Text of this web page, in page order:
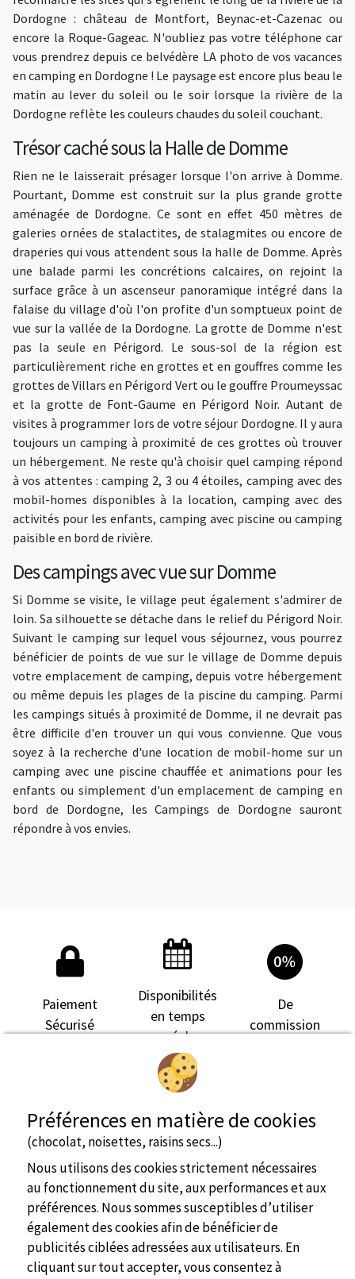
Dordogne : château de Montfort, Beynac-et-Cazenac ou
encore la Roque-Gageac. N'oubliez pas votre téléphone car
vous prendrez depuis ce belvédère LA photo de vos vacances
en camping en Dordogne ! Le paysage est encore plus beau le
matin au lever du soleil ou le soir lorsque la rivière de la
Dordogne reflète les couleurs chaudes du soleil couchant.
Trésor caché sous la Halle de Domme
Rien ne le laisserait présager lorsque l'on arrive à Domme.
Pourtant, Domme est construit sur la plus grande grotte
aménagée de Dordogne. Ce sont en effet 450 mètres de
galeries ornées de stalactites, de stalagmites ou encore de
draperies qui vous attendent sous la halle de Domme. Après
une balade parmi les concrétions calcaires, on rejoint la
surface grâce à un ascenseur panoramique intégré dans la
falaise du village d'où l'on profite d'un somptueux point de
vue sur la vallée de la Dordogne. La grotte de Domme n'est
pas la seule en Périgord. Le sous-sol de la région est
particulièrement riche en grottes et en gouffres comme les
grottes de Villars en Périgord Vert ou le gouffre Proumeyssac
et la grotte de Font-Gaume en Périgord Noir. Autant de
visites à programmer lors de votre séjour Dordogne. Il y aura
toujours un camping à proximité de ces grottes où trouver
un hébergement. Ne reste qu'à choisir quel camping répond
à vos attentes : camping 2, 3 ou 4 étoiles, camping avec des
mobil-homes disponibles à la location, camping avec des
activités pour les enfants, camping avec piscine ou camping
paisible en bord de rivière.
Des campings avec vue sur Domme
Si Domme se visite, le village peut également s'admirer de
loin. Sa silhouette se détache dans le relief du Périgord Noir.
Suivant le camping sur lequel vous séjournez, vous pourrez
bénéficier de points de vue sur le village de Domme depuis
votre emplacement de camping, depuis votre hébergement
ou même depuis les plages de la piscine du camping. Parmi
les campings situés à proximité de Domme, il ne devrait pas
être difficile d'en trouver un qui vous convienne. Que vous
soyez à la recherche d'une location de mobil-home sur un
camping avec une piscine chauffée et animations pour les
enfants ou simplement d'un emplacement de camping en
bord de Dordogne, les Campings de Dordogne sauront
répondre à vos envies.
Paiement
Sécurisé
Disponibilités
en temps
réel
De
commission
Préférences en matière de cookies
(chocolat, noisettes, raisins secs...)
Nous utilisons des cookies strictement nécessaires
au fonctionnement du site, aux performances et aux
préférences. Nous sommes susceptibles d’utiliser
également des cookies afin de bénéficier de
publicités ciblées adressées aux utilisateurs. En
cliquant sur tout accepter, vous consentez à